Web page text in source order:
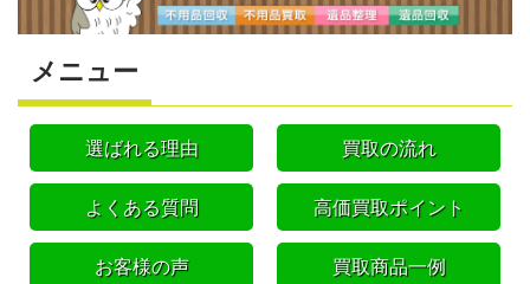
メニュー
選ばれる理由 買取の流れ
よくある質問 高価買取ポイント
お客様の声 買取商品一例